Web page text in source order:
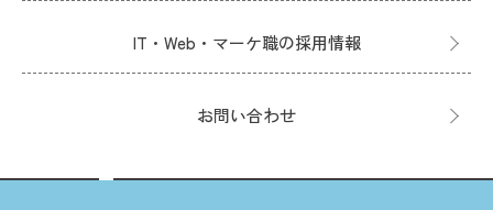
IT・Web・マーケ職の採用情報
お問い合わせ